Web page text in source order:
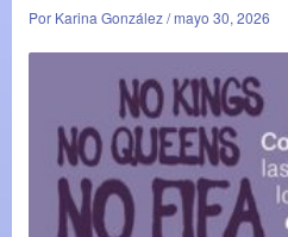
Por Karina González / mayo 30, 2026